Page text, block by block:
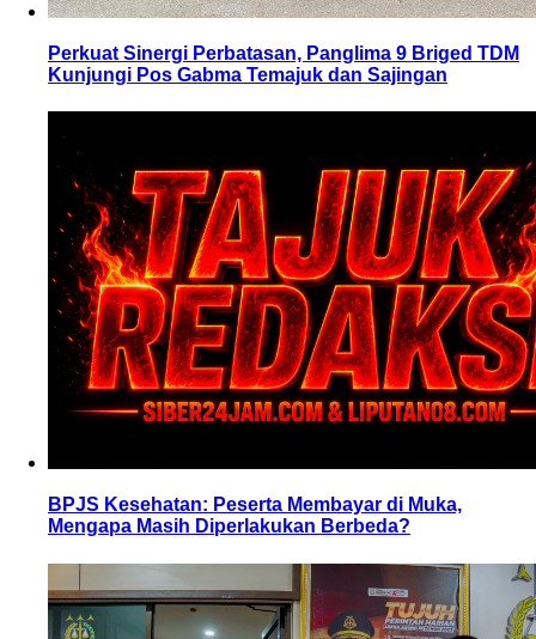
Perkuat Sinergi Perbatasan, Panglima 9 Briged TDM
Kunjungi Pos Gabma Temajuk dan Sajingan
BPJS Kesehatan: Peserta Membayar di Muka,
Mengapa Masih Diperlakukan Berbeda?